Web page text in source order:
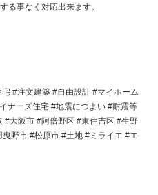
る事なく対応出来ます。
#注文建築 #自由設計 #マイホーム
ナーズ住宅 #地震につよい #耐震等
#大阪市 #阿倍野区 #東住吉区 #生野
野市 #松原市 #土地 #ミライエ #エ